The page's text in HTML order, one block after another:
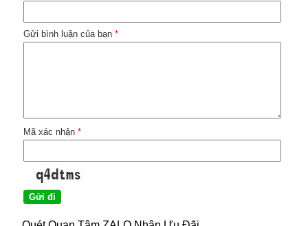
Gửi bình luận của bạn *
Mã xác nhận *